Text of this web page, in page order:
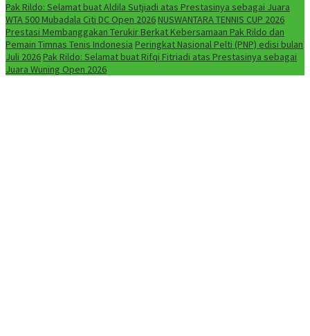
Pak Rildo: Selamat buat Aldila Sutjiadi atas Prestasinya sebagai Juara
WTA 500 Mubadala Citi DC Open 2026NUSWANTARA TENNIS CUP 2026
Prestasi Membanggakan Terukir Berkat Kebersamaan Pak Rildo dan
Pemain Timnas Tenis Indonesia Peringkat Nasional Pelti (PNP) edisi bulan
Juli 2026Pak Rildo: Selamat buat Rifqi Fitriadi atas Prestasinya sebagai
Juara Wuning Open 2026